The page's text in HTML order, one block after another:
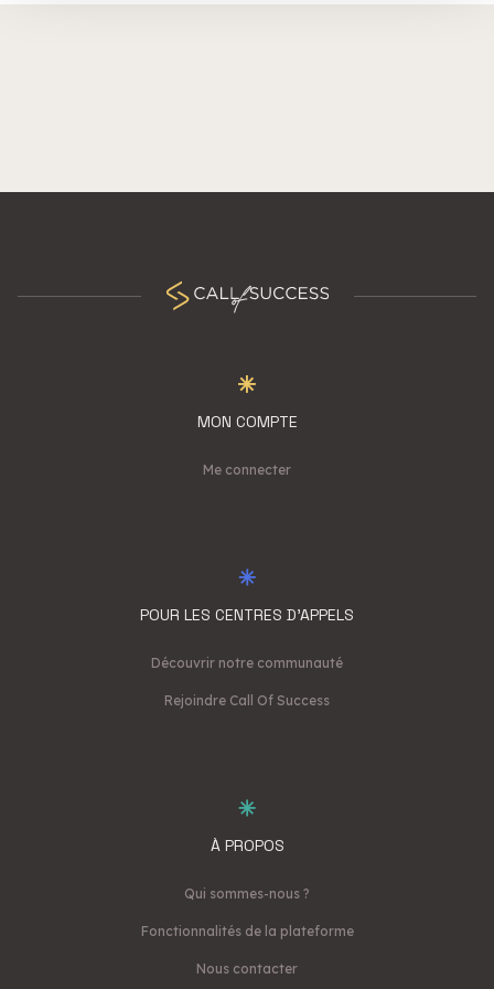
MON COMPTE
Me connecter
POUR LES CENTRES D'APPELS
Découvrir notre communauté
Rejoindre Call Of Success
À PROPOS
Qui sommes-nous ?
Fonctionnalités de la plateforme
Nous contacter